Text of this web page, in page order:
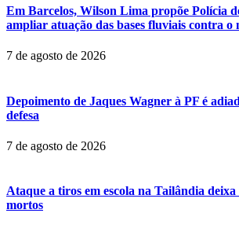
Em Barcelos, Wilson Lima propõe Polícia
ampliar atuação das bases fluviais contra o
7 de agosto de 2026
Depoimento de Jaques Wagner à PF é
defesa
7 de agosto de 2026
Ataque a tiros em escola na Tailândia deixa
mortos